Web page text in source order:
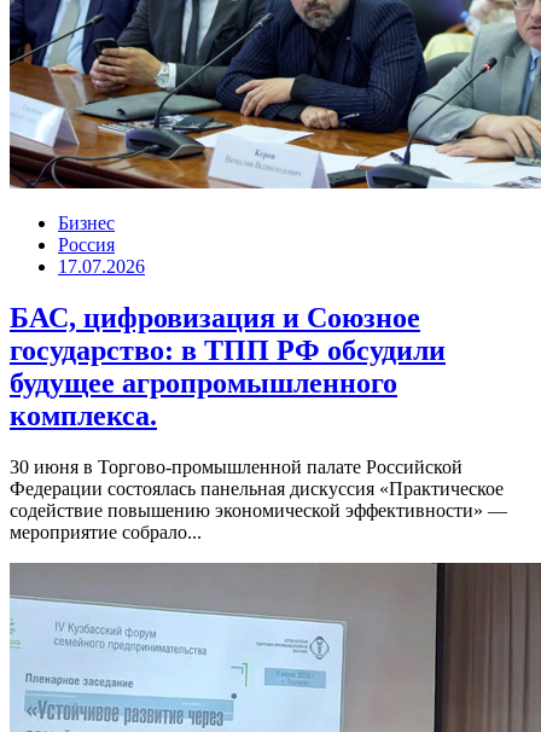
Бизнес
Россия
17.07.2026
БАС, цифровизация и Союзное
государство: в ТПП РФ обсудили
будущее агропромышленного
комплекса.
30 июня в Торгово-промышленной палате Российской
Федерации состоялась панельная дискуссия «Практическое
содействие повышению экономической эффективности» —
мероприятие собрало...